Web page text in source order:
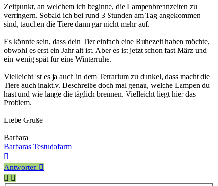
Zeitpunkt, an welchem ich beginne, die Lampenbrennzeiten zu
verringern. Sobald ich bei rund 3 Stunden am Tag angekommen
sind, tauchen die Tiere dann gar nicht mehr auf.
Es könnte sein, dass dein Tier einfach eine Ruhezeit haben möchte,
obwohl es erst ein Jahr alt ist. Aber es ist jetzt schon fast März und
ein wenig spät für eine Winterruhe.
Vielleicht ist es ja auch in dem Terrarium zu dunkel, dass macht die
Tiere auch inaktiv. Beschreibe doch mal genau, welche Lampen du
hast und wie lange die täglich brennen. Vielleicht liegt hier das
Problem.
Liebe Grüße
Barbara
Barbaras Testudofarm
oben
Antworten